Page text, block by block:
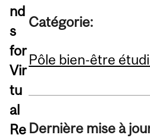
nd
s
for
Vir
tu
al
Re
Catégorie:
Pôle bien-être
Dernière mise à